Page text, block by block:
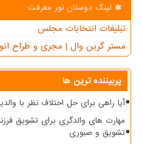
لینک دوستان نور معرفت
تبلیغات انتخابات مجلس
مستر گرین وال | مجری و طراح
پربیننده ترین ها
آیا راهی برای حل اختلاف نظر با
مهارت های والدگری برای تشویق
تشویق و صبوری